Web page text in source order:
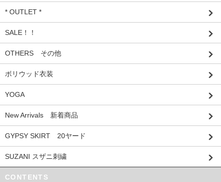
* OUTLET *
SALE！！
OTHERS その他
ボリウッド衣装
YOGA
New Arrivals 新着商品
GYPSY SKIRT 20ヤード
SUZANI スザニ刺繍
CONTENTS